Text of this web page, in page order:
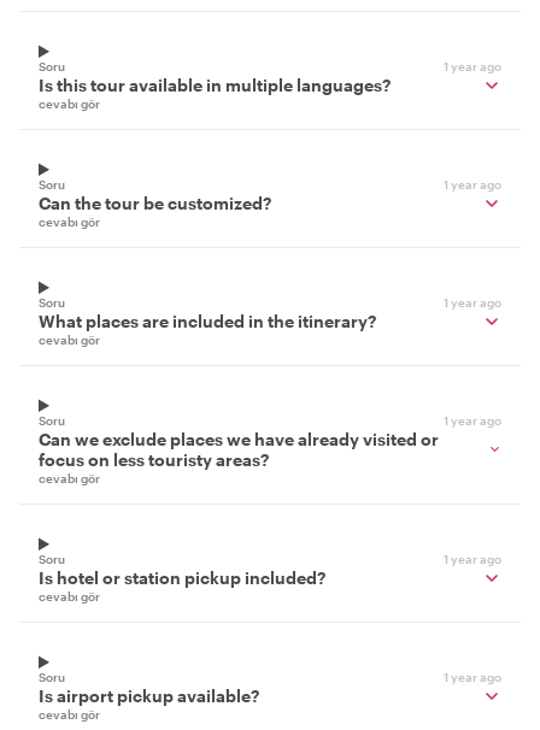
Soru 1 year ago
Is this tour available in multiple languages?
cevabı gör
Soru 1 year ago
Can the tour be customized?
cevabı gör
Soru 1 year ago
What places are included in the itinerary?
cevabı gör
Soru 1 year ago
Can we exclude places we have already visited or
focus on less touristy areas?
cevabı gör
Soru 1 year ago
Is hotel or station pickup included?
cevabı gör
Soru 1 year ago
Is airport pickup available?
cevabı gör